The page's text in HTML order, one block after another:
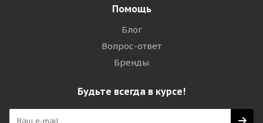
Помощь
Блог
Вопрос-ответ
Бренды
Будьте всегда в курсе!